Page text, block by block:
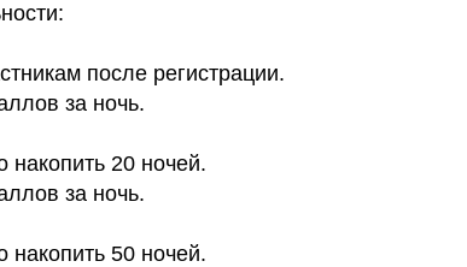
после регистрации.
за ночь.
20 ночей.
за ночь.
50 ночей.